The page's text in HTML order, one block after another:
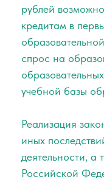
рублей
кредитам в
спрос на
учебной базы
Реализация
иных
деятельности, а
Российской